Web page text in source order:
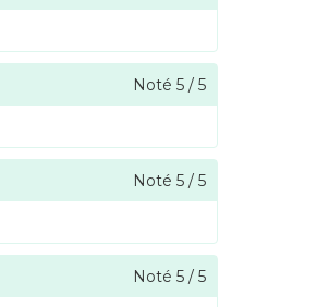
Noté 5 / 5
Noté 5 / 5
Noté 5 / 5